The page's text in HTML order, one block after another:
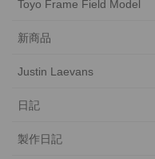
Toyo Frame Field Model
新商品
Justin Laevans
日記
製作日記